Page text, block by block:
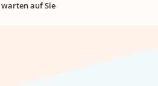
warten auf Sie